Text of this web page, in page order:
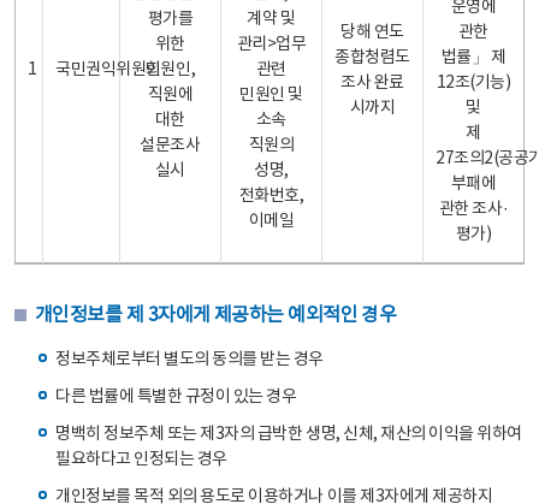
1 국민권익위원회
평가를
위한
민원인,
직원에
대한
설문조사
실시
계약 및
관리>업무
관련
민원인 및
소속
직원의
성명,
전화번호,
이메일
당해 연도
종합청렴도
조사 완료
시까지
운영에
관한
법률」 제
12조(기능)
및
제
27조의2(공공
부패에
관한 조사·
평가)
개인정보를 제 3자에게 제공하는 예외적인 경우
정보주체로부터 별도의 동의를 받는 경우
다른 법률에 특별한 규정이 있는 경우
명백히 정보주체 또는 제3자의 급박한 생명, 신체, 재산의 이익을 위하여
필요하다고 인정되는 경우
개인정보를 목적 외의 용도로 이용하거나 이를 제3자에게 제공하지